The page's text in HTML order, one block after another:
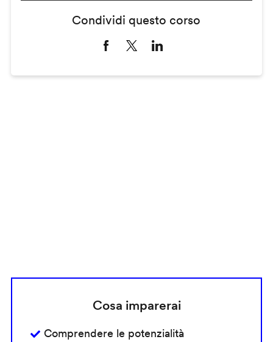
Condividi questo corso
Cosa imparerai
Comprendere le potenzialità